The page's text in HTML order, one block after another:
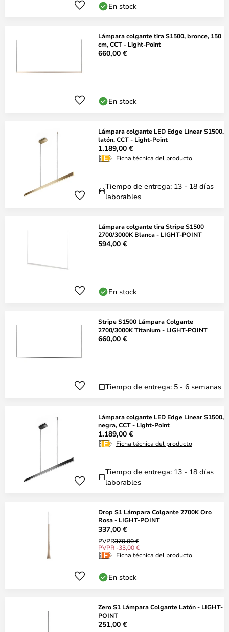
En stock
Lámpara colgante tira S1500, bronce, 150
cm, CCT - Light-Point
660,00 €
En stock
Lámpara colgante LED Edge Linear S1500,
latón, CCT - Light-Point
1.189,00 €
Ficha técnica del producto
Tiempo de entrega: 13 - 18 días
laborables
Lámpara colgante tira Stripe S1500
2700/3000K Blanca - LIGHT-POINT
594,00 €
En stock
Stripe S1500 Lámpara Colgante
2700/3000K Titanium - LIGHT-POINT
660,00 €
Tiempo de entrega: 5 - 6 semanas
Lámpara colgante LED Edge Linear S1500,
negra, CCT - Light-Point
1.189,00 €
Ficha técnica del producto
Tiempo de entrega: 13 - 18 días
laborables
Drop S1 Lámpara Colgante 2700K Oro
Rosa - LIGHT-POINT
337,00 €
PVPR370,00 €
PVPR -33,00 €
Ficha técnica del producto
En stock
Zero S1 Lámpara Colgante Latón - LIGHT-
POINT
251,00 €